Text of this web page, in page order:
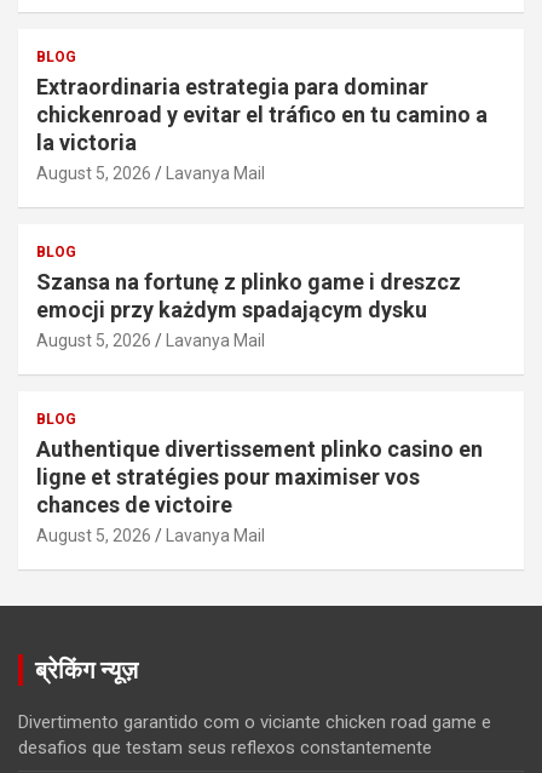
BLOG
Extraordinaria estrategia para dominar
chickenroad y evitar el tráfico en tu camino a
la victoria
August 5, 2026 Lavanya Mail
BLOG
Szansa na fortunę z plinko game i dreszcz
emocji przy każdym spadającym dysku
August 5, 2026 Lavanya Mail
BLOG
Authentique divertissement plinko casino en
ligne et stratégies pour maximiser vos
chances de victoire
August 5, 2026 Lavanya Mail
ब्रेकिंग न्यूज़
Divertimento garantido com o viciante chicken road game e
desafios que testam seus reflexos constantemente